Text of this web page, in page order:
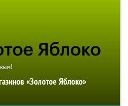
«Золотое Яблоко»